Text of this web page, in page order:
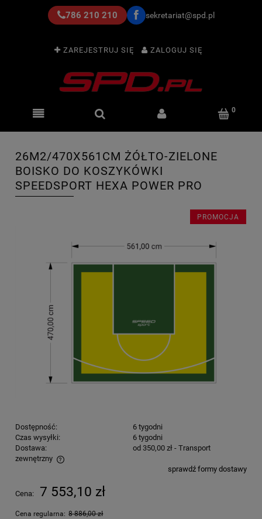
786 210 210 sekretariat@spd.pl
ZAREJESTRUJ SIĘ ZALOGUJ SIĘ
26M2/470X561CM ŻÓŁTO-ZIELONE
BOISKO DO KOSZYKÓWKI
SPEEDSPORT HEXA POWER PRO
PROMOCJA
Dostępność:
6 tygodni
Czas wysyłki:
6 tygodni
Dostawa:
od 350,00 zł - Transport
zewnętrzny
Cena nie zawiera ewentualnych kosztów płatnościsprawdź formy dostawy
Cena: 7 553,10 zł
Cena regularna: 8 886,00 zł